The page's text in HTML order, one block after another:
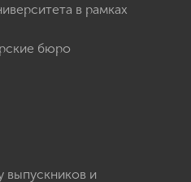
в рамках
бюро
выпускников и